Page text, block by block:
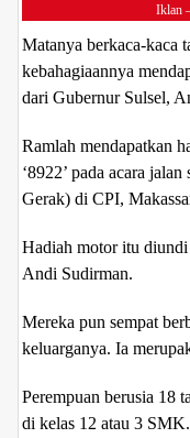
Iklan
Matanya berkaca-kaca
kebahagiaannya
dari Gubernur Sulsel,
Ramlah mendapatkan
‘8922’ pada acara
Gerak) di CPI,
Hadiah motor itu
Andi Sudirman.
Mereka pun sempat
keluarganya. Ia
Perempuan berusia 18
di kelas 12 atau 3